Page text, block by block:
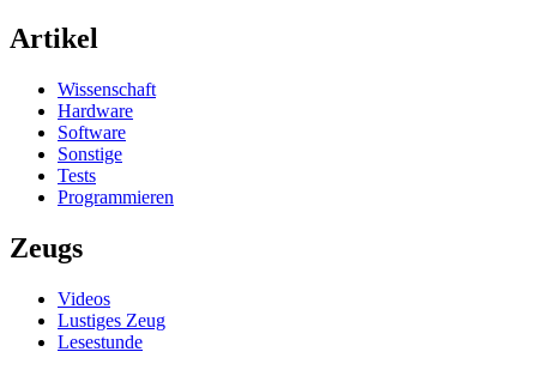
Artikel
Wissenschaft
Hardware
Software
Sonstige
Tests
Programmieren
Zeugs
Videos
Lustiges Zeug
Lesestunde